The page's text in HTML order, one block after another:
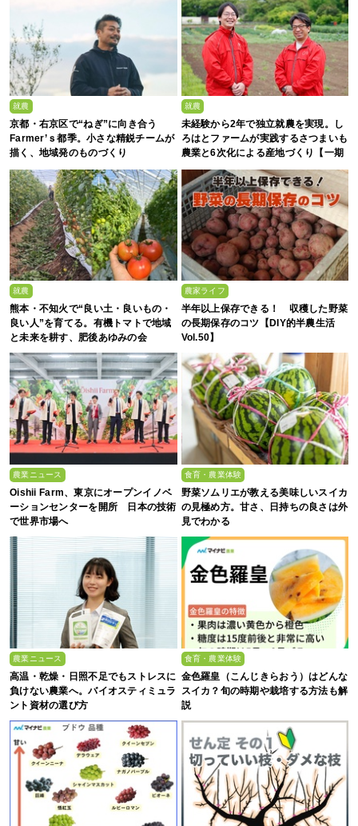
就農
京都・右京区で“ねぎ”に向き合う
Farmer’ｓ都季。小さな精鋭チームが
描く、地域発のものづくり
就農
未経験から2年で独立就農を実現。し
ろはとファームが実践するさつまいも
農業と6次化による産地づくり【一期
就農
熊本・不知火で“良い土・良いもの・
良い人”を育てる。有機トマトで地域
と未来を耕す、肥後あゆみの会
農家ライフ
半年以上保存できる！ 収穫した野菜
の長期保存のコツ【DIY的半農生活
Vol.50】
農業ニュース
Oishii Farm、東京にオープンイノベ
ーションセンターを開所 日本の技術
で世界市場へ
食育・農業体験
野菜ソムリエが教える美味しいスイカ
の見極め方。甘さ、日持ちの良さは外
見でわかる
農業ニュース
高温・乾燥・日照不足でもストレスに
負けない農業へ。バイオスティミュラ
ント資材の選び方
食育・農業体験
金色羅皇（こんじきらおう）はどんな
スイカ？旬の時期や栽培する方法も解
説